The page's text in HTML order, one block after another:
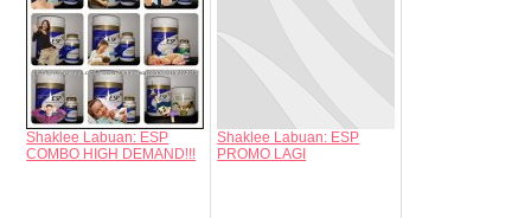
Shaklee Labuan: ESP
COMBO HIGH DEMAND!!!
Shaklee Labuan: ESP
PROMO LAGI